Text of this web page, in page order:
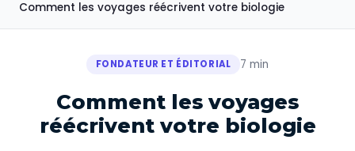
Comment les voyages réécrivent votre biologie
FONDATEUR ET ÉDITORIAL 7 min
Comment les voyages
réécrivent votre biologie